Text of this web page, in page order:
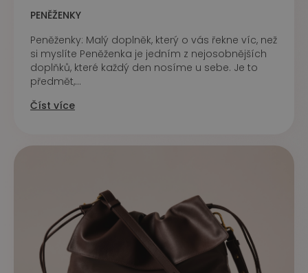
PENĚŽENKY
Peněženky: Malý doplněk, který o vás řekne víc, než
si myslíte Peněženka je jedním z nejosobnějších
doplňků, které každý den nosíme u sebe. Je to
předmět,...
Číst více